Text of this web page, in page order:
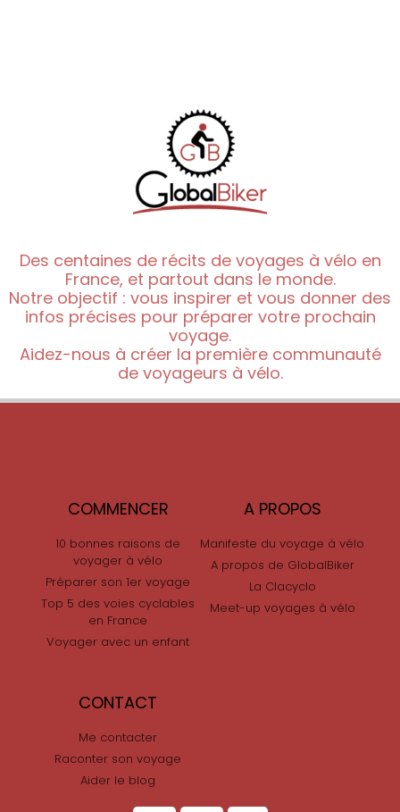
Des centaines de récits de voyages à vélo en
France, et partout dans le monde.
Notre objectif : vous inspirer et vous donner des
infos précises pour préparer votre prochain
voyage.
Aidez-nous à créer la première communauté
de voyageurs à vélo.
COMMENCER
10 bonnes raisons de
voyager à vélo
Préparer son 1er voyage
Top 5 des voies cyclables
en France
Voyager avec un enfant
A PROPOS
Manifeste du voyage à vélo
A propos de GlobalBiker
La Clacyclo
Meet-up voyages à vélo
CONTACT
Me contacter
Raconter son voyage
Aider le blog